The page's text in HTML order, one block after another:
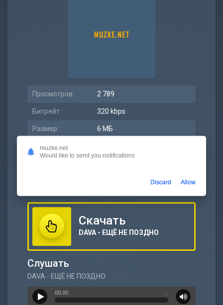
Просмотров: 2 789
Битрейт: 320 kbps
Размер: 6 МБ
Длительность:
Скачать
DAVA - ЕЩЁ НЕ ПОЗДНО
Слушать
DAVA - ЕЩЁ НЕ ПОЗДНО
00:00 …
muzke.net
Would like to send you notifications
Discard Allow